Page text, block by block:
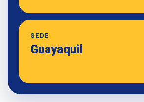
SEDE
Guayaquil